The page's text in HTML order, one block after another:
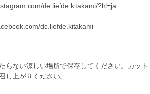
de.liefde.kitakami/?hl=ja
de.liefde.kitakami
らない涼しい場所で保存してください。カッ
し上がりください。